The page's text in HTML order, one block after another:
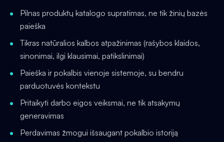
Pilnas produktų katalogo supratimas, ne tik žinių bazės
paieška
Tikras natūralios kalbos atpažinimas (rašybos klaidos,
sinonimai, ilgi klausimai, patikslinimai)
Paieška ir pokalbis vienoje sistemoje, su bendru
parduotuvės kontekstu
Pritaikyti darbo eigos veiksmai, ne tik atsakymų
generavimas
Perdavimas žmogui išsaugant pokalbio istoriją